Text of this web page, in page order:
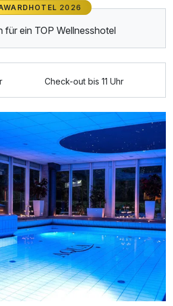
Klassik
2026
für ein TOP Wellnesshotel
Check-out bis 11 Uhr